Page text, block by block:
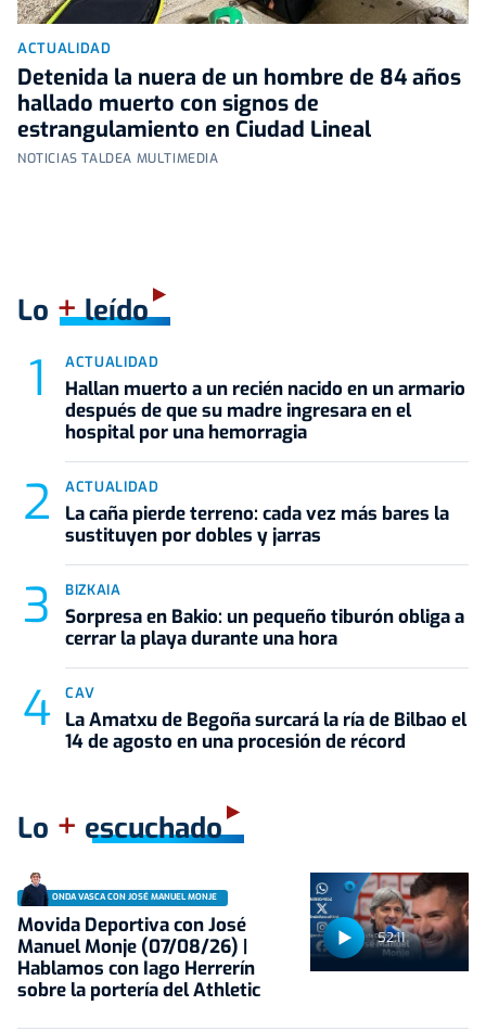
ACTUALIDAD
Detenida la nuera de un hombre de 84 años
hallado muerto con signos de
estrangulamiento en Ciudad Lineal
NOTICIAS TALDEA MULTIMEDIA
Lo +leído
ACTUALIDAD
Hallan muerto a un recién nacido en un armario
después de que su madre ingresara en el
hospital por una hemorragia
ACTUALIDAD
La caña pierde terreno: cada vez más bares la
sustituyen por dobles y jarras
BIZKAIA
Sorpresa en Bakio: un pequeño tiburón obliga a
cerrar la playa durante una hora
CAV
La Amatxu de Begoña surcará la ría de Bilbao el
14 de agosto en una procesión de récord
Lo + escuchado
52:11
ONDA VASCA CON JOSÉ MANUEL MONJE
Movida Deportiva con José
Manuel Monje (07/08/26) |
Hablamos con Iago Herrerín
sobre la portería del Athletic